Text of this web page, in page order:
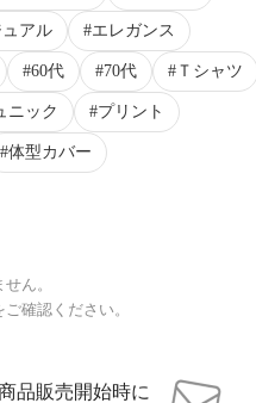
アル エレガンス
60代 70代 Ｔシャツ
ニック プリント
体型カバー
ん。
確認ください。
品販売開始時に